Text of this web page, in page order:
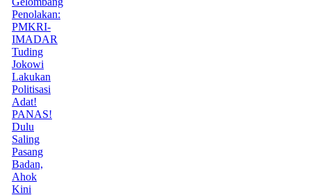
Penolakan:
PMKRI-
IMADAR
Tuding
Jokowi
Lakukan
Politisasi
Adat!
PANAS!
Dulu
Saling
Pasang
Badan,
Ahok
Kini